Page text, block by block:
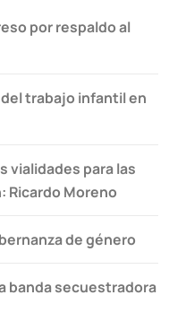
por respaldo al
trabajo infantil en
vialidades para las
Ricardo Moreno
de género
banda secuestradora